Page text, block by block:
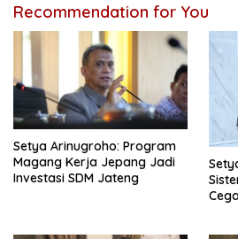
Recommendation for You
Setya Arinugroho: Program
Magang Kerja Jepang Jadi
Investasi SDM Jateng